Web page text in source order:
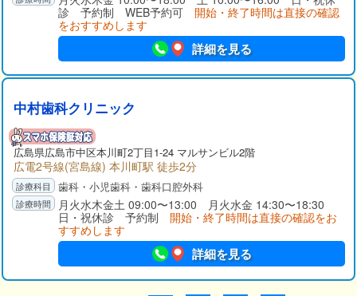
診 予約制 WEB予約可 開始・終了時間は直接の確認
をおすすめします
詳細を見る
中村歯科クリニック
広島県広島市中区本川町2丁目1-24 マルサンビル2階
広電2号線(宮島線) 本川町駅 徒歩2分
歯科・小児歯科・歯科口腔外科
月火水木金土 09:00〜13:00 月火水金 14:30〜18:30
日・祝休診 予約制 開始・終了時間は直接の確認をお
すすめします
詳細を見る